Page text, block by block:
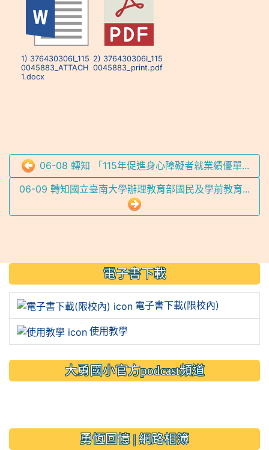
1) 376430306I_115
0045883_ATTACH
1.docx
2) 376430306I_115
0045883_print.pdf
06-08 轉知 「115年促進身心障礙者就業績優單...
06-09 轉知國立臺南大學辦理教育部國民及學前教育...
::: 電子書下載
電子書下載(限校內)
使用教學
大勇國小官方podcast頻道
勇恆回憶 | 網路相簿